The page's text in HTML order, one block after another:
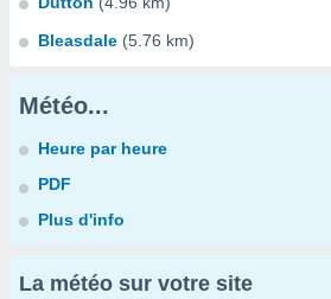
Bleasdale (5.76 km)
Météo...
Heure par heure
PDF
Plus d'info
La météo sur votre site